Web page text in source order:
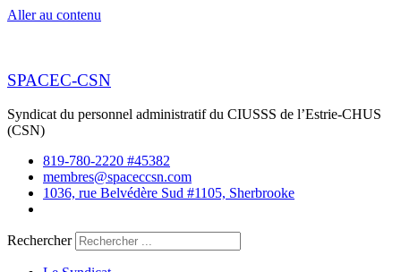
Aller au contenu
SPACEC-CSN
Syndicat du personnel administratif du CIUSSS de l’Estrie-CHUS
(CSN)
819-780-2220 #45382
membres@spaceccsn.com
1036, rue Belvédère Sud #1105, Sherbrooke
Rechercher